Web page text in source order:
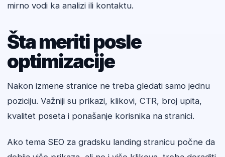
mirno vodi ka analizi ili kontaktu.
Šta meriti posle
optimizacije
Nakon izmene stranice ne treba gledati samo jednu
poziciju. Važniji su prikazi, klikovi, CTR, broj upita,
kvalitet poseta i ponašanje korisnika na stranici.
Ako tema SEO za gradsku landing stranicu počne da